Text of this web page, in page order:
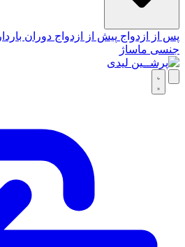
پس از ازدواج پیش از ازدواج دوران
جنسی ماساژ